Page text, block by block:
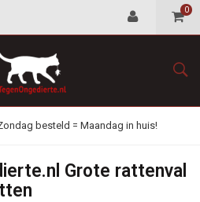
0
besteld = Maandag in huis!
Grote rattenval